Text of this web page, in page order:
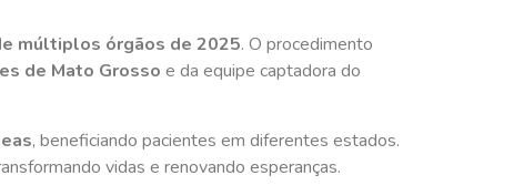
múltiplos órgãos de 2025. O procedimento
de Mato Grosso e da equipe captadora do
, beneficiando pacientes em diferentes estados.
vidas e renovando esperanças.